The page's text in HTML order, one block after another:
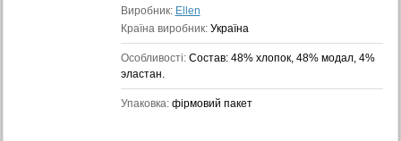
Виробник: Ellen
Країна виробник: Україна
Особливості: Состав: 48% хлопок, 48% модал, 4%
эластан.
Упаковка: фірмовий пакет